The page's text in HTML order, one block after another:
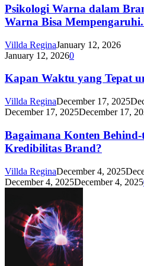
Psikologi Warna dalam
Warna Bisa
Villda ReginaJanuary 12, 2026
January 12, 20260
Kapan Waktu yang Tepat
Villda ReginaDecember 17, 2025
December 17, 2025December 17,
Bagaimana Konten Behind-
Kredibilitas Brand?
Villda ReginaDecember 4, 2025
December 4, 2025December 4, 2025